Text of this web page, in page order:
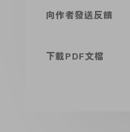
向作者發送反饋
下載PDF文檔